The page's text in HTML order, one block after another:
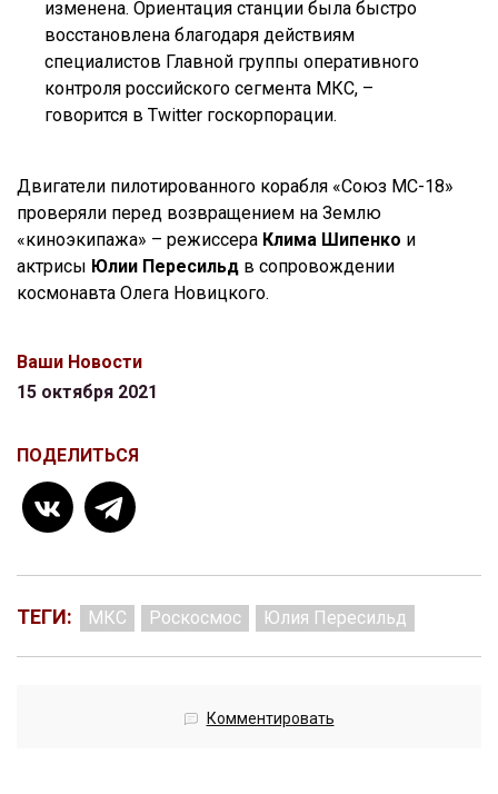
изменена. Ориентация станции была быстро
восстановлена благодаря действиям
специалистов Главной группы оперативного
контроля российского сегмента МКС, –
говорится в Twitter госкорпорации.
Двигатели пилотированного корабля «Союз МС-18»
проверяли перед возвращением на Землю
«киноэкипажа» – режиссера Клима Шипенко и
актрисы Юлии Пересильд в сопровождении
космонавта Олега Новицкого.
Ваши Новости
15 октября 2021
ПОДЕЛИТЬСЯ
ТЕГИ: МКС Роскосмос Юлия Пересильд
Комментировать